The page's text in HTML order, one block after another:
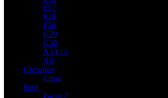
E92
F10
F30
G20
G30
X5 F15
X6
Chevrolet
Cruze
Ford
Focus 2